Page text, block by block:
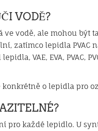
VODĚ?
vodě, ale mohou
zatímco lepidla
VAE, EVA, PVAC,
konkrétně o lepidla pro
každé lepidlo. U